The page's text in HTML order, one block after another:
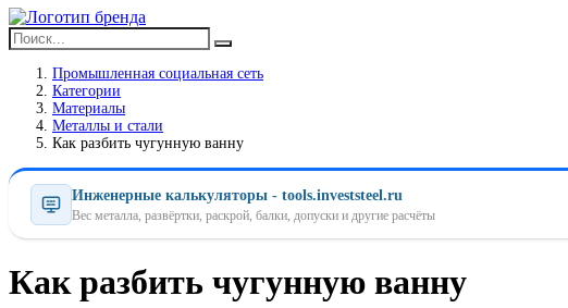
Промышленная социальная сеть
Категории
Материалы
Металлы и стали
Как разбить чугунную ванну
Инженерные калькуляторы - tools.investsteel.ru
Вес металла, развёртки, раскрой, балки, допуски и другие расчёты
Как разбить чугунную ванну